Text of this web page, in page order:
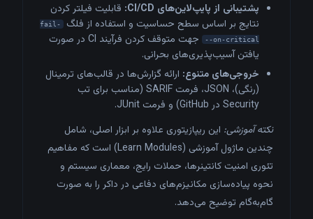
پشتیبانی از پایپ‌لاین‌های CI/CD:
قابلیت فیلتر کردن
نتایج بر اساس سطح حساسیت و استفاده از فلگ
fail-
on-critical--
جهت متوقف کردن فرآیند CI در صورت
یافتن آسیب‌پذیری‌های بحرانی.
خروجی‌های متنوع: ارائه گزارش‌ها در قالب‌های ترمینال
(رنگی)، JSON، فرمت SARIF (مناسب برای تب
Security در GitHub) و فرمت JUnit.
نکته آموزشی: این ریپازیتوری علاوه بر ابزار اصلی، شامل
چندین ماژول آموزشی (Learn Modules) است که مفاهیم
تئوری امنیت کانتینرها، حملات رایج، معماری سیستم و
نحوه پیاده‌سازی مکانیزم‌های دفاعی در داکر را به صورت
گام‌به‌گام توضیح می‌دهد.